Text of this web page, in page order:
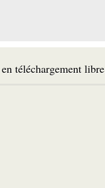
téléchargement